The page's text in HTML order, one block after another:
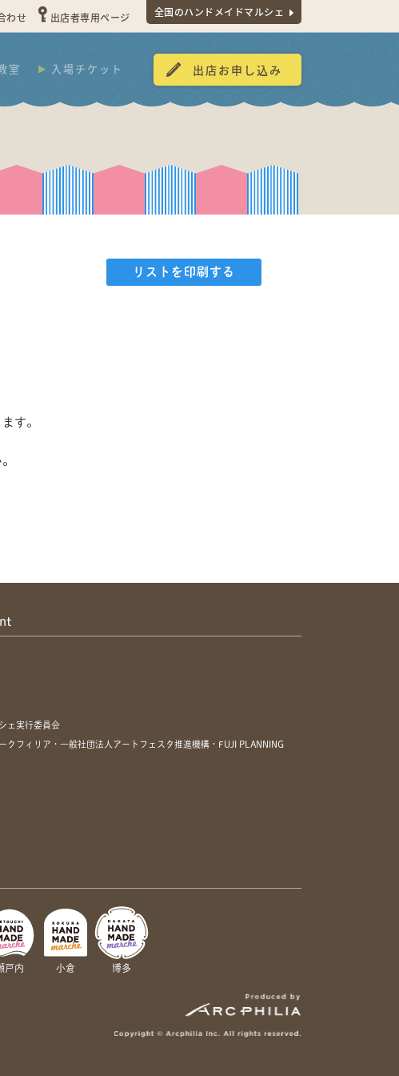
わせ 出店者専用ページ 全国のハンドメイドマルシェ
室 入場チケット 出店お申し込み
リストを印刷する
す。
ェ実行委員会
クフィリア・一般社団法人アートフェスタ推進機構・FUJI PLANNING
戸内 小倉 博多